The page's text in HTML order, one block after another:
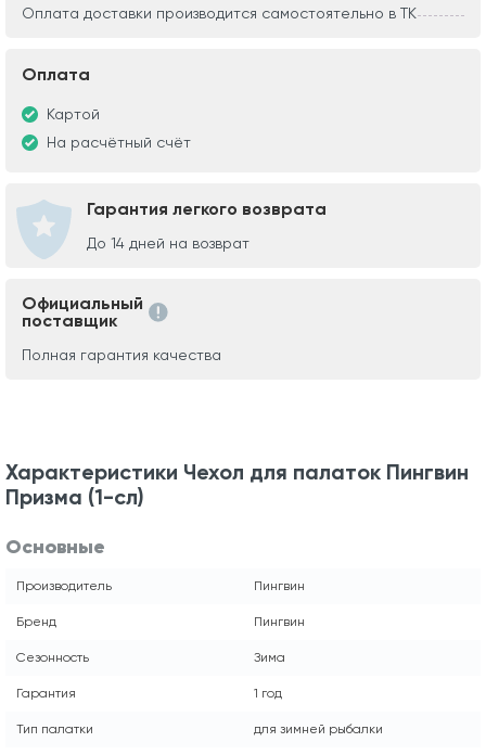
Оплата доставки производится самостоятельно в ТК
Оплата
Картой
На расчётный счёт
Гарантия легкого возврата
До 14 дней на возврат
Официальный
поставщик
Полная гарантия качества
Характеристики Чехол для палаток Пингвин
Призма (1-сл)
Основные
Производитель Пингвин
Бренд Пингвин
Сезонность Зима
Гарантия 1 год
Тип палатки для зимней рыбалки